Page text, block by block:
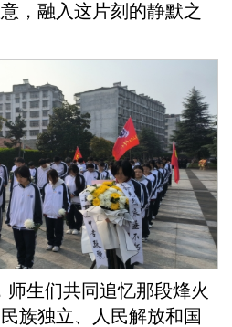
，融入这片刻的静默之
师生们共同追忆那段烽火
族独立、人民解放和国